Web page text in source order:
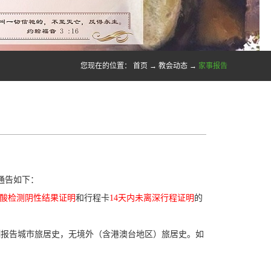
您现在的位置： 首页 → 教会动态 → 家事报告
如下：
检测阴性结果证明和行程卡14天内未离深行程证明 的
告城市旅居史，无境外（含港澳台地区）旅居史。如